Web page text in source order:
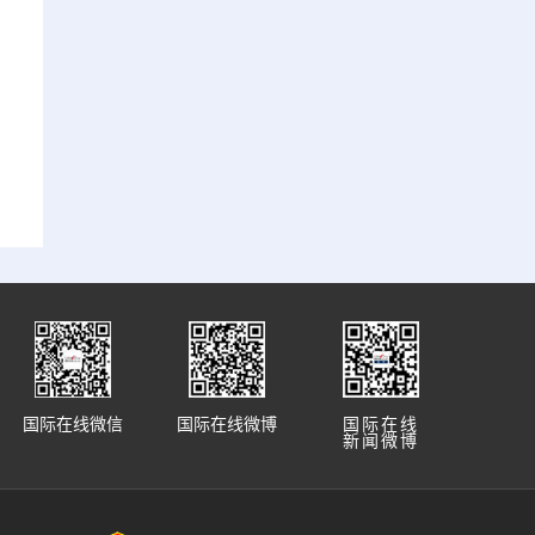
国际在线
新闻微博
国际在线微博
国际在线微信